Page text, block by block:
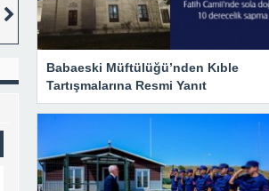
Babaeski Müftülüğü’nden Kıble
Tartışmalarına Resmi Yanıt